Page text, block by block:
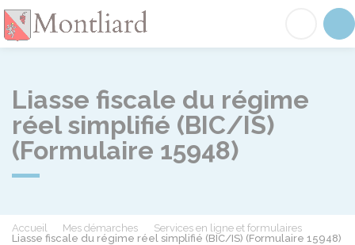
Liasse fiscale du régime
réel simplifié (BIC/IS)
(Formulaire 15948)
Accueil Mes démarches
Services en ligne et formulaires
Liasse fiscale du régime réel simplifié (BIC/IS) (Formulaire 15948)